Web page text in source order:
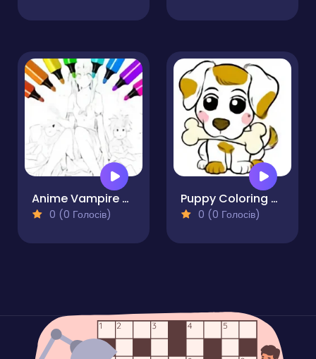
Anime Vampire Girl Coloring Pages
0 (0 Голосів)
Puppy Coloring Book
0 (0 Голосів)